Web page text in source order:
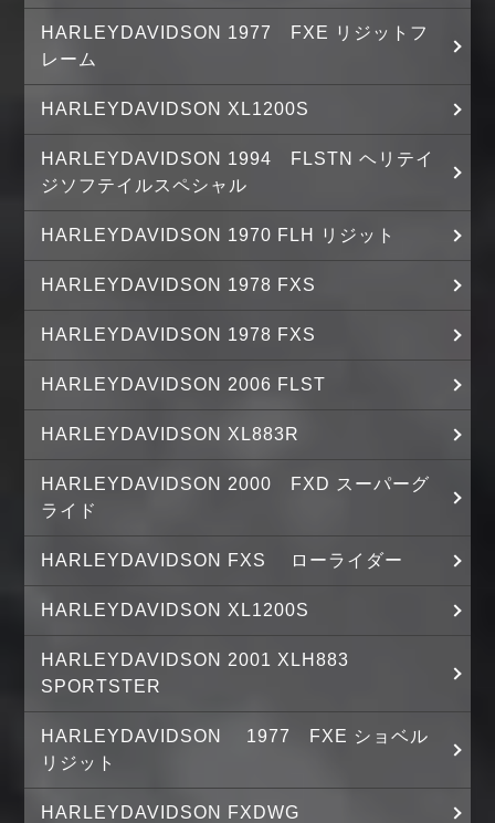
HARLEYDAVIDSON 1977 FXE リジットフ
レーム
HARLEYDAVIDSON XL1200S
HARLEYDAVIDSON 1994 FLSTN ヘリテイ
ジソフテイルスペシャル
HARLEYDAVIDSON 1970 FLH リジット
HARLEYDAVIDSON 1978 FXS
HARLEYDAVIDSON 1978 FXS
HARLEYDAVIDSON 2006 FLST
HARLEYDAVIDSON XL883R
HARLEYDAVIDSON 2000 FXD スーパーグ
ライド
HARLEYDAVIDSON FXS ローライダー
HARLEYDAVIDSON XL1200S
HARLEYDAVIDSON 2001 XLH883
SPORTSTER
HARLEYDAVIDSON 1977 FXE ショベル
リジット
HARLEYDAVIDSON FXDWG